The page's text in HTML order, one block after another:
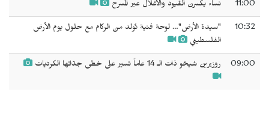
11:00 نساء يكسرن القيود والأغلال عبر المسرح
10:32
"سيدة الأرض"… لوحة فنية تُولد من الركام مع حلول يوم الأرض
الفلسطيني
09:00 روزيرين شيخو ذات الـ 14 عاماً تسير على خطى جدّاتها الكرديات